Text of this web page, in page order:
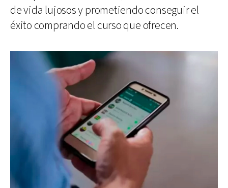
de vida lujosos y prometiendo conseguir el
éxito comprando el curso que ofrecen.